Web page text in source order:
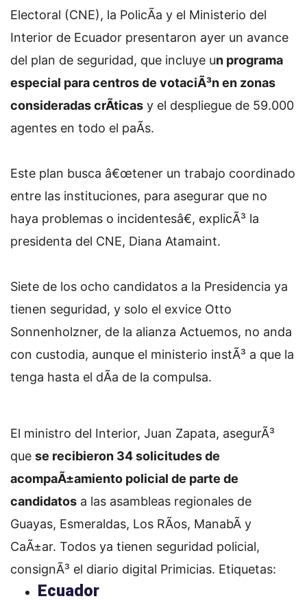
Electoral (CNE), la PolicÃ­a y el Ministerio del
Interior de Ecuador presentaron ayer un avance
del plan de seguridad, que incluye un programa
especial para centros de votaciÃ³n en zonas
consideradas crÃ­ticas y el despliegue de 59.000
agentes en todo el paÃ­s.
Este plan busca â€œtener un trabajo coordinado
entre las instituciones, para asegurar que no
haya problemas o incidentesâ€, explicÃ³ la
presidenta del CNE, Diana Atamaint.
Siete de los ocho candidatos a la Presidencia ya
tienen seguridad, y solo el exvice Otto
Sonnenholzner, de la alianza Actuemos, no anda
con custodia, aunque el ministerio instÃ³ a que la
tenga hasta el dÃ­a de la compulsa.
El ministro del Interior, Juan Zapata, asegurÃ³
que se recibieron 34 solicitudes de
acompaÃ±amiento policial de parte de
candidatos a las asambleas regionales de
Guayas, Esmeraldas, Los RÃ­os, ManabÃ­ y
CaÃ±ar. Todos ya tienen seguridad policial,
consignÃ³ el diario digital Primicias. Etiquetas:
Ecuador